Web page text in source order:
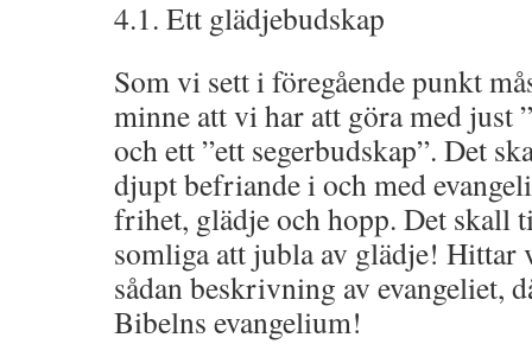
4.1. Ett glädjebudskap
Som vi sett i föregående punkt
minne att vi har att göra med just
och ett ”ett segerbudskap”. Det
djupt befriande i och med
frihet, glädje och hopp. Det skall
somliga att jubla av glädje!
sådan beskrivning av evangeliet,
Bibelns evangelium!